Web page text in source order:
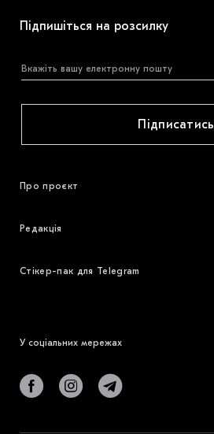
Підпишіться на розсилку
Підписатись
Про проєкт
Редакція
Стікер-пак для Telegram
У соціальних мережах